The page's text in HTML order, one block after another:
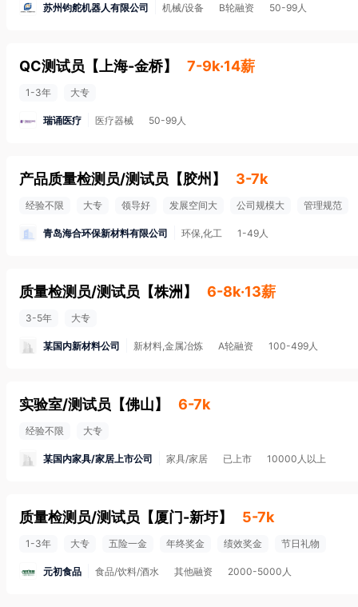
苏州钧舵机器人有限公司 机械/设备 B轮融资 50-99人
QC测试员 【 上海-金桥】 7-9k·14薪
1-3年 大专
瑞诵医疗 医疗器械 50-99人
产品质量检测员/测试员 【胶州 】 3-7k
经验不限 大专 领导好 发展空间大 公司规模大 管理规范
青岛海合环保新材料有限公司 环保,化工 1-49人
质量检测员/测试员 【株洲 】 6-8k·13薪
3-5年 大专
某国内新材料公司 新材料,金属冶炼 A轮融资 100-499人
实验室/测试员 【佛山】 6-7k
经验不限 大专
某国内家具/家居上市公司 家具/家居 已上市 10000人以上
质量检测员/测试员 【厦门-新圩】 5-7k
1-3年 大专 五险一金 年终奖金 绩效奖金 节日礼物
元初食品 食品/饮料/酒水 其他融资 2000-5000人